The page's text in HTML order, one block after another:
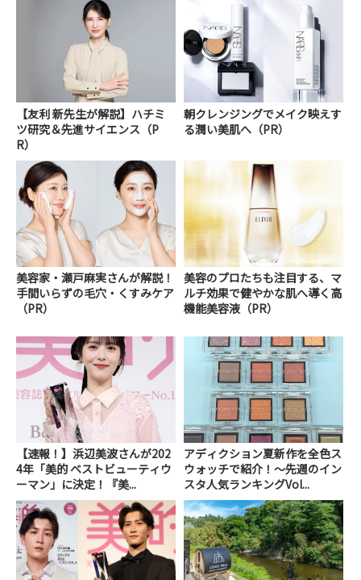
【友利 新先生が解説】ハチミ
ツ研究＆先進サイエンス（P
R）
朝クレンジングでメイク映えす
る潤い美肌へ（PR）
美容家・瀬戸麻実さんが解説！
手間いらずの毛穴・くすみケア
（PR）
美容のプロたちも注目する、マ
ルチ効果で健やかな肌へ導く高
機能美容液（PR）
【速報！】浜辺美波さんが202
4年「美的 ベストビューティウ
ーマン」に決定！『美...
アディクション夏新作を全色ス
ウォッチで紹介！～先週のイン
スタ人気ランキングVol...